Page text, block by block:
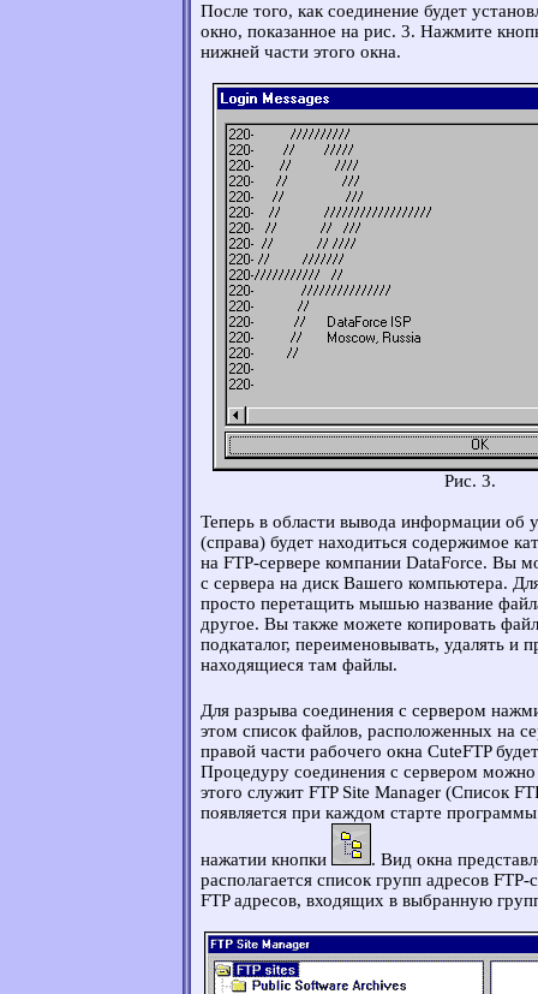
После того, как соединение будет
окно, показанное на рис. 3. Нажмите
нижней части этого окна.
Рис. 3.
Теперь в области вывода информации об
(справа) будет находиться содержимое
на FTP-сервере компании DataForce. Вы
с сервера на диск Вашего компьютера.
просто перетащить мышью название
другое. Вы также можете копировать
подкаталог, переименовывать, удалять и
находящиеся там файлы.
Для разрыва соединения с сервером
этом список файлов, расположенных на
правой части рабочего окна CuteFTP
Процедуру соединения с сервером можно
этого служит FTP Site Manager (Список
появляется при каждом старте
нажатии кнопки
. Вид окна
располагается список групп адресов
FTP адресов, входящих в выбранную